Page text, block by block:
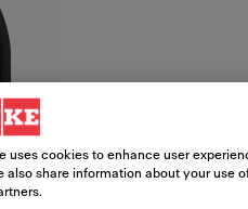
uses cookies to enhance user
also share information about your use